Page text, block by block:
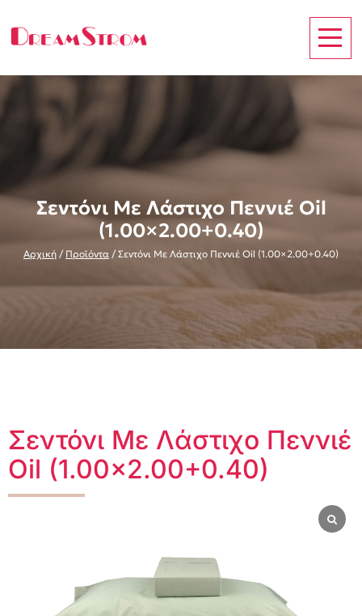
Σεντόνι Με Λάστιχο Πεννιέ Oil
(1.00×2.00+0.40)
Αρχική / Προϊόντα / Σεντόνι Με Λάστιχο Πεννιέ Oil (1.00×2.00+0.40)
Σεντόνι Με Λάστιχο Πεννιέ
Oil (1.00×2.00+0.40)